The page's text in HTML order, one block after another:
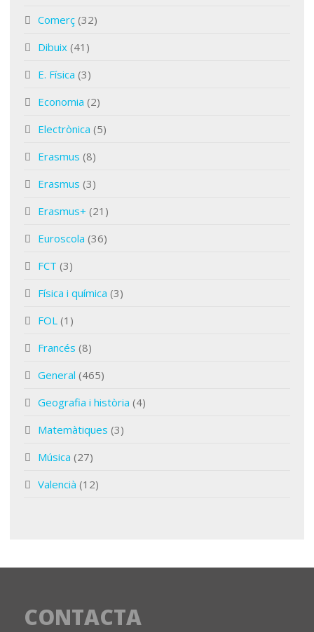
Comerç (32)
Dibuix (41)
E. Física (3)
Economia (2)
Electrònica (5)
Erasmus (8)
Erasmus (3)
Erasmus+ (21)
Euroscola (36)
FCT (3)
Física i química (3)
FOL (1)
Francés (8)
General (465)
Geografia i història (4)
Matemàtiques (3)
Música (27)
Valencià (12)
CONTACTA